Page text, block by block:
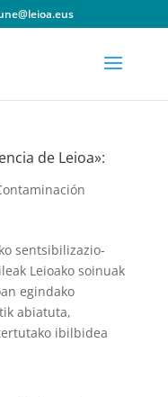
de Leioa»:
sentsibilizazio-
Leioako soinuak
egindako
abiatuta,
ibilbidea